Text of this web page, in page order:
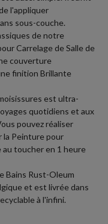
l'appliquer
sous-couche.
de notre
Carrelage de Salle de
couverture
finition Brillante
est ultra-
quotidiens et aux
pouvez réaliser
la Peinture pour
au toucher en 1 heure
Bains Rust-Oleum
et est livrée dans
à l'infini.